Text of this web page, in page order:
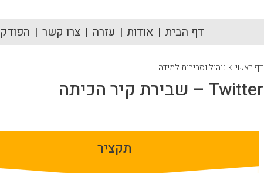
דף הבית אודות עזרה צרו קשר
דף ראשי › ניהול וסביבות למידה
Twitter – שבירת קיר הכיתה
תקציר